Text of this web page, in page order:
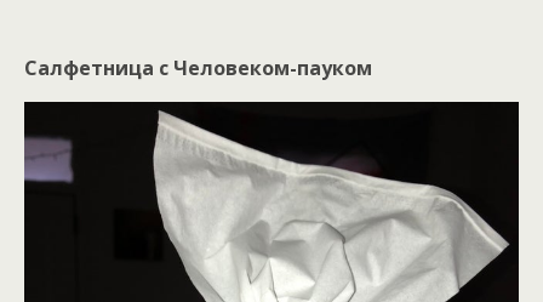
Салфетница с Человеком-пауком